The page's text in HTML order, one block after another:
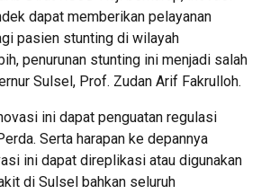
dapat memberikan pelayanan
pasien stunting di wilayah
penurunan stunting ini menjadi salah
Sulsel, Prof. Zudan Arif Fakrulloh.
ini dapat penguatan regulasi
Serta harapan ke depannya
ini dapat direplikasi atau digunakan
di Sulsel bahkan seluruh